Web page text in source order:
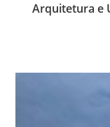
Arquitetura e